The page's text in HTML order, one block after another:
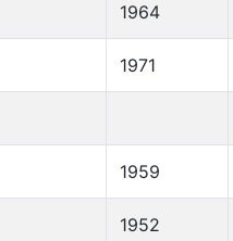
1964
1971
1959
1952